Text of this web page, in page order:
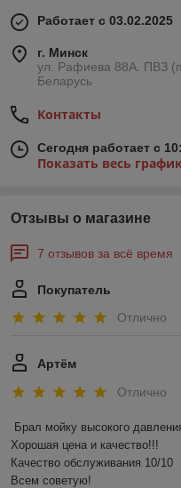
Работает с 03.02.2025
г. Минск
ул. Рафиева 88А. ПВЗ
Беларусь
Контакты
Сегодня работает с
Показать весь
Отзывы о магазине
7 отзывов за всё время
Покупатель
Отлично
Артём
Отлично
Брал мойку высокого
Хорошая цена и качество!!!
Качество обслуживания 10/10
Всем советую!